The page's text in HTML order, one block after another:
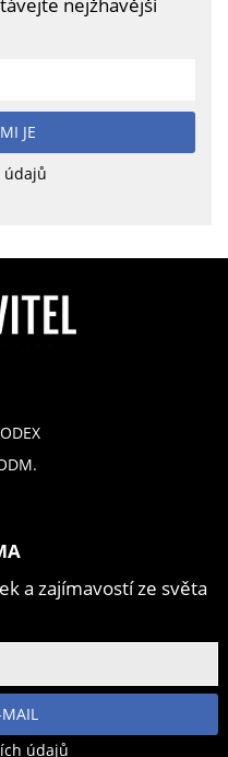
JE
údajů
a zajímavostí ze světa
údajů